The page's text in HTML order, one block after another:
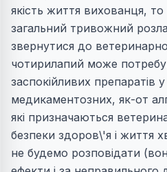
якість життя вихованця,
загальний тривожний
звернутися до
чотирилапий може
заспокійливих препаратів
медикаментозних, як-от
які призначаються
безпеки здоров\'я і життя
не будемо розповідати